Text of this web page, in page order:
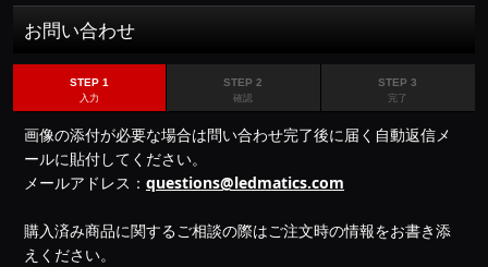
お問い合わせ
STEP 1
入力
STEP 2
確認
STEP 3
完了
画像の添付が必要な場合は問い合わせ完了後に届く自動返信メ
ールに貼付してください。
メールアドレス： questions@ledmatics.com
購入済み商品に関するご相談の際はご注文時の情報をお書き添
えください。